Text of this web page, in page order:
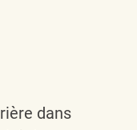
dans